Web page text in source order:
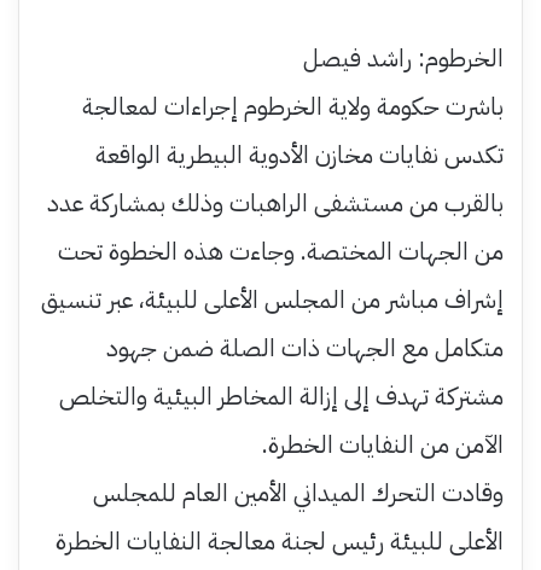
الخرطوم: راشد فيصل
باشرت حكومة ولاية الخرطوم إجراءات لمعالجة
تكدس نفايات مخازن الأدوية البيطرية الواقعة
بالقرب من مستشفى الراهبات وذلك بمشاركة عدد
من الجهات المختصة. وجاءت هذه الخطوة تحت
إشراف مباشر من المجلس الأعلى للبيئة، عبر تنسيق
متكامل مع الجهات ذات الصلة ضمن جهود
مشتركة تهدف إلى إزالة المخاطر البيئية والتخلص
الآمن من النفايات الخطرة.
وقادت التحرك الميداني الأمين العام للمجلس
الأعلى للبيئة رئيس لجنة معالجة النفايات الخطرة